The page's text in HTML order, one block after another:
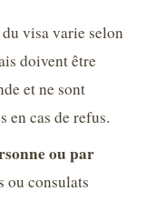
visa varie selon
doivent être
et ne sont
en cas de refus.
ou par
ou consulats